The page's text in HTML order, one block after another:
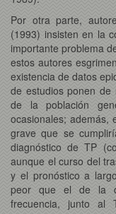
Por otra parte,
(1993) insisten en la
importante problema
estos autores
existencia de datos
de estudios ponen de
de la población
ocasionales; además,
grave que se
diagnóstico de TP
aunque el curso del
y el pronóstico a
peor que el de la
frecuencia, junto al